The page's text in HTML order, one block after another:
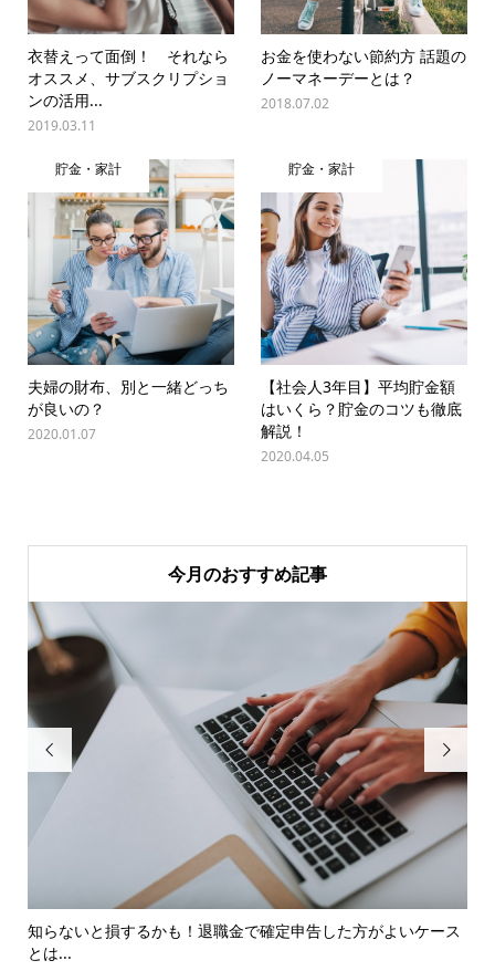
衣替えって面倒！ それなら
オススメ、サブスクリプショ
ンの活用...
2019.03.11
お金を使わない節約方 話題の
ノーマネーデーとは？
2018.07.02
貯金・家計
夫婦の財布、別と一緒どっち
が良いの？
2020.01.07
貯金・家計
【社会人3年目】平均貯金額
はいくら？貯金のコツも徹底
解説！
2020.04.05
今月のおすすめ記事

知らないと損するかも！退職金で確定申告した方がよいケース
とは...
